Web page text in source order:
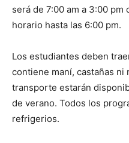
será de 7:00 am a 3:00
horario hasta las 6:00 pm.
Los estudiantes deben
contiene maní, castañas ni
transporte estarán
de verano. Todos los
refrigerios.